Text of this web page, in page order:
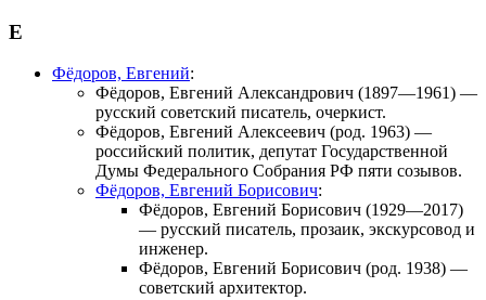
Е
Фёдоров, Евгений:
Фёдоров, Евгений Александрович (1897—1961) —
русский советский писатель, очеркист.
Фёдоров, Евгений Алексеевич (род. 1963) —
российский политик, депутат Государственной
Думы Федерального Собрания РФ пяти созывов.
Фёдоров, Евгений Борисович:
Фёдоров, Евгений Борисович (1929—2017)
— русский писатель, прозаик, экскурсовод и
инженер.
Фёдоров, Евгений Борисович (род. 1938) —
советский архитектор.